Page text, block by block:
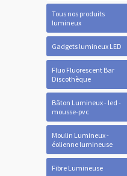
Tous nos produits
lumineux
Gadgets lumineux LED
Fluo Fluorescent Bar
Discothèque
Bâton Lumineux - led -
mousse-pvc
Moulin Lumineux -
éolienne lumineuse
Fibre Lumineuse